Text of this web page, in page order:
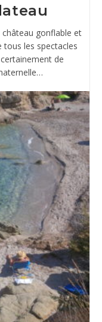
gonflable et
les spectacles
de